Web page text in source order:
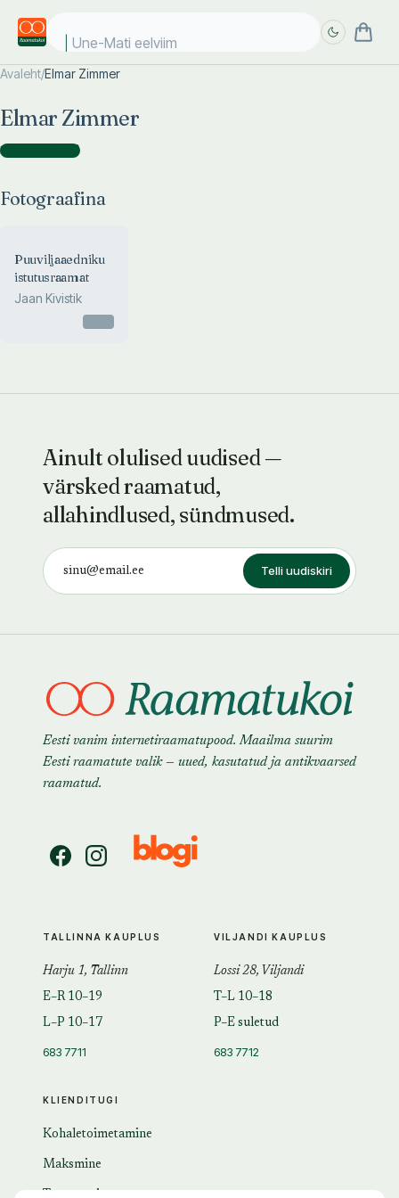
Une-Mati eelviima
Avaleht/Elmar Zimmer
Elmar Zimmer
Fotograafina )
Fotograafina
Puuviljaaedniku
istutusraamat
Jaan Kivistik
Ainult olulised uudised —
värsked raamatud,
allahindlused, sündmused.
Telli uudiskiri
Eesti vanim internetiraamatupood. Maailma suurim
Eesti raamatute valik — uued, kasutatud ja antikvaarsed
raamatud.
KLIENDITUGI
Kohaletoimetamine
Maksmine
TALLINNA KAUPLUS
Harju 1, Tallinn
E–R 10–19
L–P 10–17
683 7711
VILJANDI KAUPLUS
Lossi 28, Viljandi
T–L 10–18
P–E suletud
683 7712